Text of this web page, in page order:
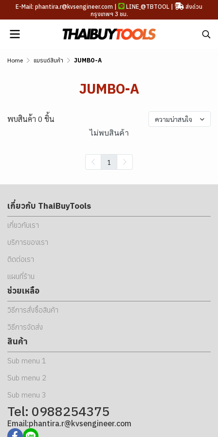
E-Mail: phantira.r@kvsengineer.com | LINE @TBTOOL |
ส่งด่วน
กรุงเทพฯ 3 ชม.
Home แบรนด์สินค้า JUMBO-A
JUMBO-A
พบสินค้า 0 ชิ้น ความน่าสนใจ
ไม่พบสินค้า
1
เกี่ยวกับ ThaiBuyTools
เกี่ยวกับเรา
บริการของเรา
ติดต่อเรา
แผนที่ร้าน
ช่วยเหลือ
วิธีการสั่งซื้อสินค้า
วิธีการจัดส่ง
สินค้า
Sub menu 1
Sub menu 2
Sub menu 3
Tel: 0988254375
Email:phantira.r@kvsengineer.com